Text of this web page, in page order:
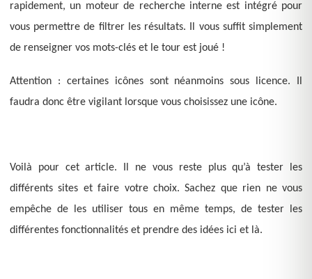
rapidement, un moteur de recherche interne est intégré pour
vous permettre de filtrer les résultats. Il vous suffit simplement
de renseigner vos mots-clés et le tour est joué !
Attention : certaines icônes sont néanmoins sous licence. Il
faudra donc être vigilant lorsque vous choisissez une icône.
Voilà pour cet article. Il ne vous reste plus qu’à tester les
différents sites et faire votre choix. Sachez que rien ne vous
empêche de les utiliser tous en même temps, de tester les
différentes fonctionnalités et prendre des idées ici et là.